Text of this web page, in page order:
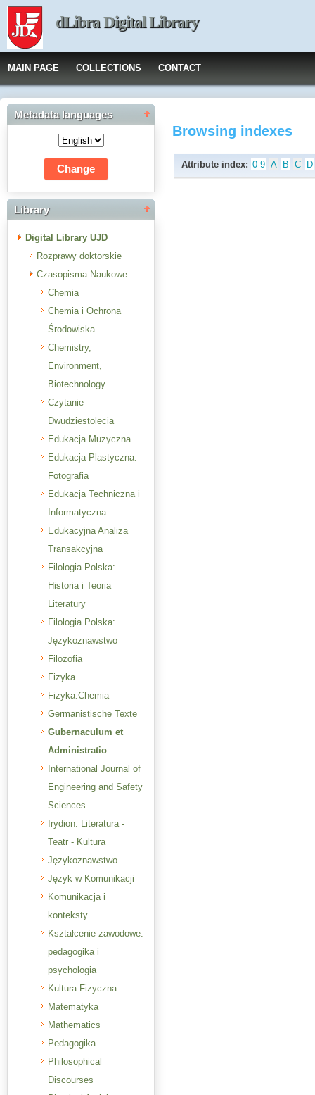
dLibra Digital Library
MAIN PAGE COLLECTIONS CONTACT
Metadata languages
Library
Digital Library UJD
Rozprawy doktorskie
Czasopisma Naukowe
Chemia
Chemia i Ochrona
Środowiska
Chemistry,
Environment,
Biotechnology
Czytanie
Dwudziestolecia
Edukacja Muzyczna
Edukacja Plastyczna:
Fotografia
Edukacja Techniczna i
Informatyczna
Edukacyjna Analiza
Transakcyjna
Filologia Polska:
Historia i Teoria
Literatury
Filologia Polska:
Językoznawstwo
Filozofia
Fizyka
Fizyka.Chemia
Germanistische Texte
Gubernaculum et
Administratio
International Journal of
Engineering and Safety
Sciences
Irydion. Literatura -
Teatr - Kultura
Językoznawstwo
Język w Komunikacji
Komunikacja i
konteksty
Kształcenie zawodowe:
pedagogika i
psychologia
Kultura Fizyczna
Matematyka
Mathematics
Pedagogika
Philosophical
Discourses
Browsing indexes
Attribute index: 0-9 A B C D